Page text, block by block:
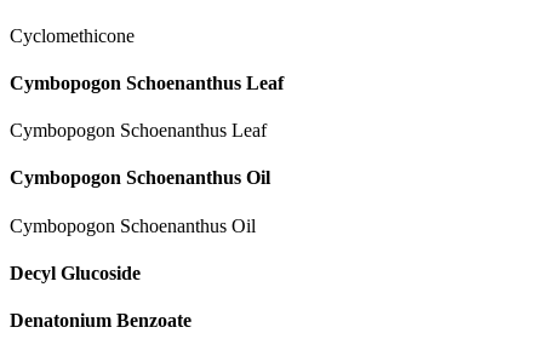
Cyclomethicone
Cymbopogon Schoenanthus Leaf
Cymbopogon Schoenanthus Leaf
Cymbopogon Schoenanthus Oil
Cymbopogon Schoenanthus Oil
Decyl Glucoside
Denatonium Benzoate